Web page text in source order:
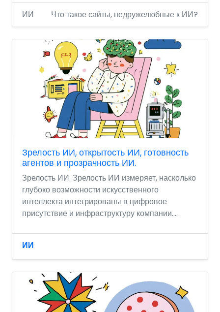
ИИ Что такое сайты, недружелюбные к ИИ?
Зрелость ИИ, открытость ИИ, готовность
агентов и прозрачность ИИ.
Зрелость ИИ. Зрелость ИИ измеряет, насколько
глубоко возможности искусственного
интеллекта интегрированы в цифровое
присутствие и инфраструктуру компании....
ИИ